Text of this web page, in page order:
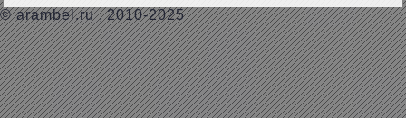
© arambel.ru, 2010-2025